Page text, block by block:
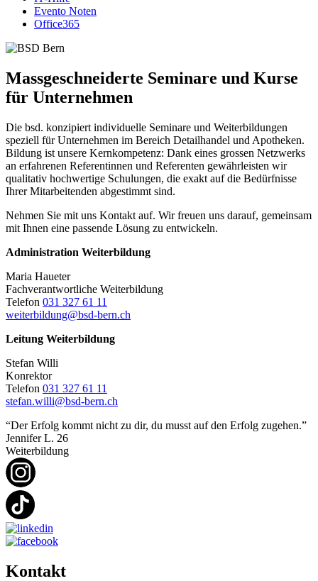
Evento Noten
Office365
Massgeschneiderte Seminare und Kurse
für Unternehmen
Die bsd. konzipiert individuelle Seminare und Weiterbildungen
speziell für Unternehmen im Bereich Detailhandel und Apotheken.
Bildung ist unsere Kernkompetenz: Dank eines grossen Netzwerks
an erfahrenen Referentinnen und Referenten gewährleisten wir
qualitativ hochwertige Schulungen, die exakt auf die Bedürfnisse
Ihrer Mitarbeitenden abgestimmt sind.
Nehmen Sie mit uns Kontakt auf. Wir freuen uns darauf, gemeinsam
mit Ihnen eine passende Lösung zu entwickeln.
Administration Weiterbildung
Maria Haueter
Fachverantwortliche Weiterbildung
Telefon 031 327 61 11
weiterbildung@bsd-bern.ch
Leitung Weiterbildung
Stefan Willi
Konrektor
Telefon 031 327 61 11
stefan.willi@bsd-bern.ch
“Der Erfolg kommt nicht zu dir, du musst auf den Erfolg zugehen.”
Jennifer L. 26
Weiterbildung
Kontakt